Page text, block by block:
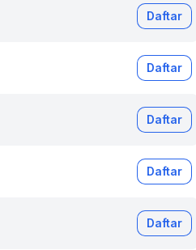
Daftar
Daftar
Daftar
Daftar
Daftar